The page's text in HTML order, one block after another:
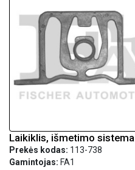
Laikiklis, išmetimo sistema
Prekės kodas: 113-738
Gamintojas: FA1